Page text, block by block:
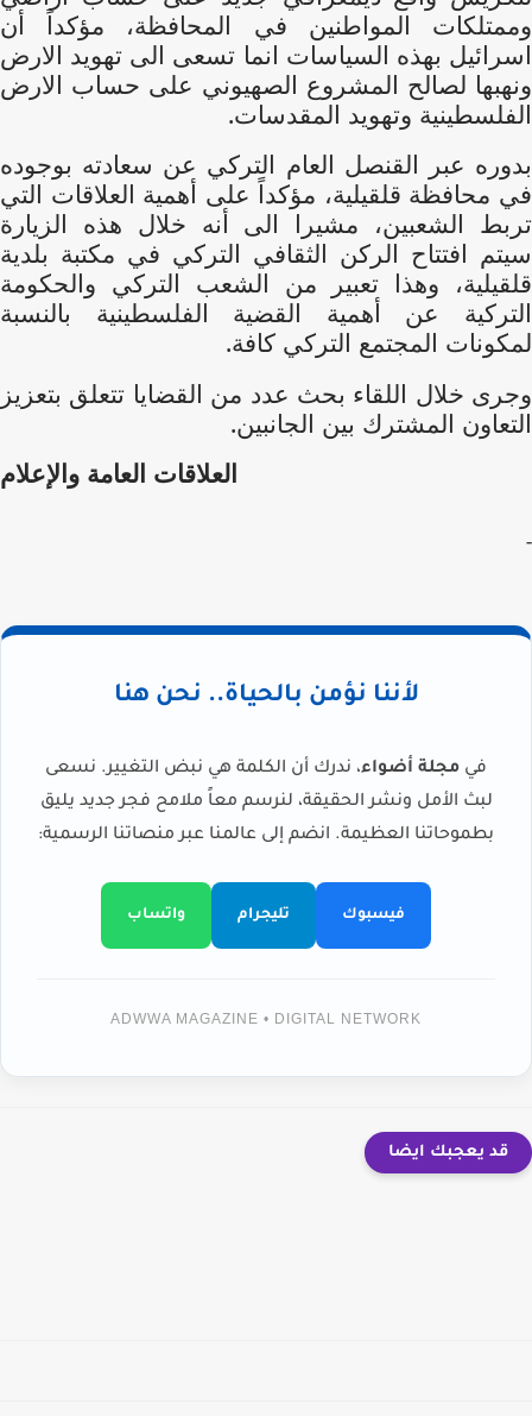
وممتلكات المواطنين في المحافظة، مؤكداً أن
اسرائيل بهذه السياسات انما تسعى الى تهويد الارض
ونهبها لصالح المشروع الصهيوني على حساب الارض
الفلسطينية وتهويد المقدسات.
بدوره عبر القنصل العام التركي عن سعادته بوجوده
في محافظة قلقيلية، مؤكداً على أهمية العلاقات التي
تربط الشعبين، مشيرا الى أنه خلال هذه الزيارة
سيتم افتتاح الركن الثقافي التركي في مكتبة بلدية
قلقيلية، وهذا تعبير من الشعب التركي والحكومة
التركية عن أهمية القضية الفلسطينية بالنسبة
لمكونات المجتمع التركي كافة.
وجرى خلال اللقاء بحث عدد من القضايا تتعلق بتعزيز
التعاون المشترك بين الجانبين.
العلاقات العامة والإعلام
-
لأننا نؤمن بالحياة.. نحن هنا
في مجلة أضواء، ندرك أن الكلمة هي نبض التغيير. نسعى
لبث الأمل ونشر الحقيقة، لنرسم معاً ملامح فجر جديد يليق
بطموحاتنا العظيمة. انضم إلى عالمنا عبر منصاتنا الرسمية:
فيسبوك تليجرام واتساب
ADWWA MAGAZINE • DIGITAL NETWORK
قد يعجبك ايضا